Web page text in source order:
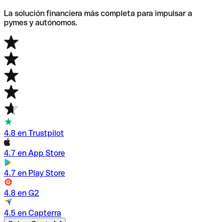
La solución financiera más completa para impulsar a
pymes y autónomos.
4.8 en Trustpilot
4.7 en App Store
4.7 en Play Store
4.8 en G2
4.5 en Capterra